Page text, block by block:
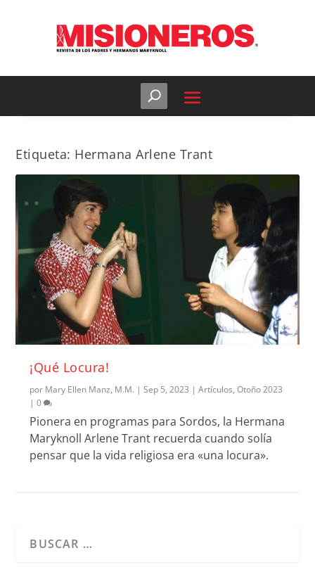
Etiqueta: Hermana Arlene Trant
¡Qué Locura!
por Mary Ellen Manz, M.M. |Sep 5, 2023 |Artículos,Otoño 2023
|0
Pionera en programas para Sordos, la Hermana
Maryknoll Arlene Trant recuerda cuando solía
pensar que la vida religiosa era «una locura».